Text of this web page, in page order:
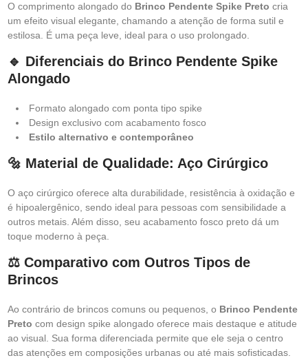
O comprimento alongado do Brinco Pendente Spike Preto cria
um efeito visual elegante, chamando a atenção de forma sutil e
estilosa. É uma peça leve, ideal para o uso prolongado.
🔹 Diferenciais do Brinco Pendente Spike
Alongado
Formato alongado com ponta tipo spike
Design exclusivo com acabamento fosco
Estilo alternativo e contemporâneo
🔩 Material de Qualidade: Aço Cirúrgico
O aço cirúrgico oferece alta durabilidade, resistência à oxidação e
é hipoalergênico, sendo ideal para pessoas com sensibilidade a
outros metais. Além disso, seu acabamento fosco preto dá um
toque moderno à peça.
⚖️ Comparativo com Outros Tipos de
Brincos
Ao contrário de brincos comuns ou pequenos, o Brinco Pendente
Preto com design spike alongado oferece mais destaque e atitude
ao visual. Sua forma diferenciada permite que ele seja o centro
das atenções em composições urbanas ou até mais sofisticadas.